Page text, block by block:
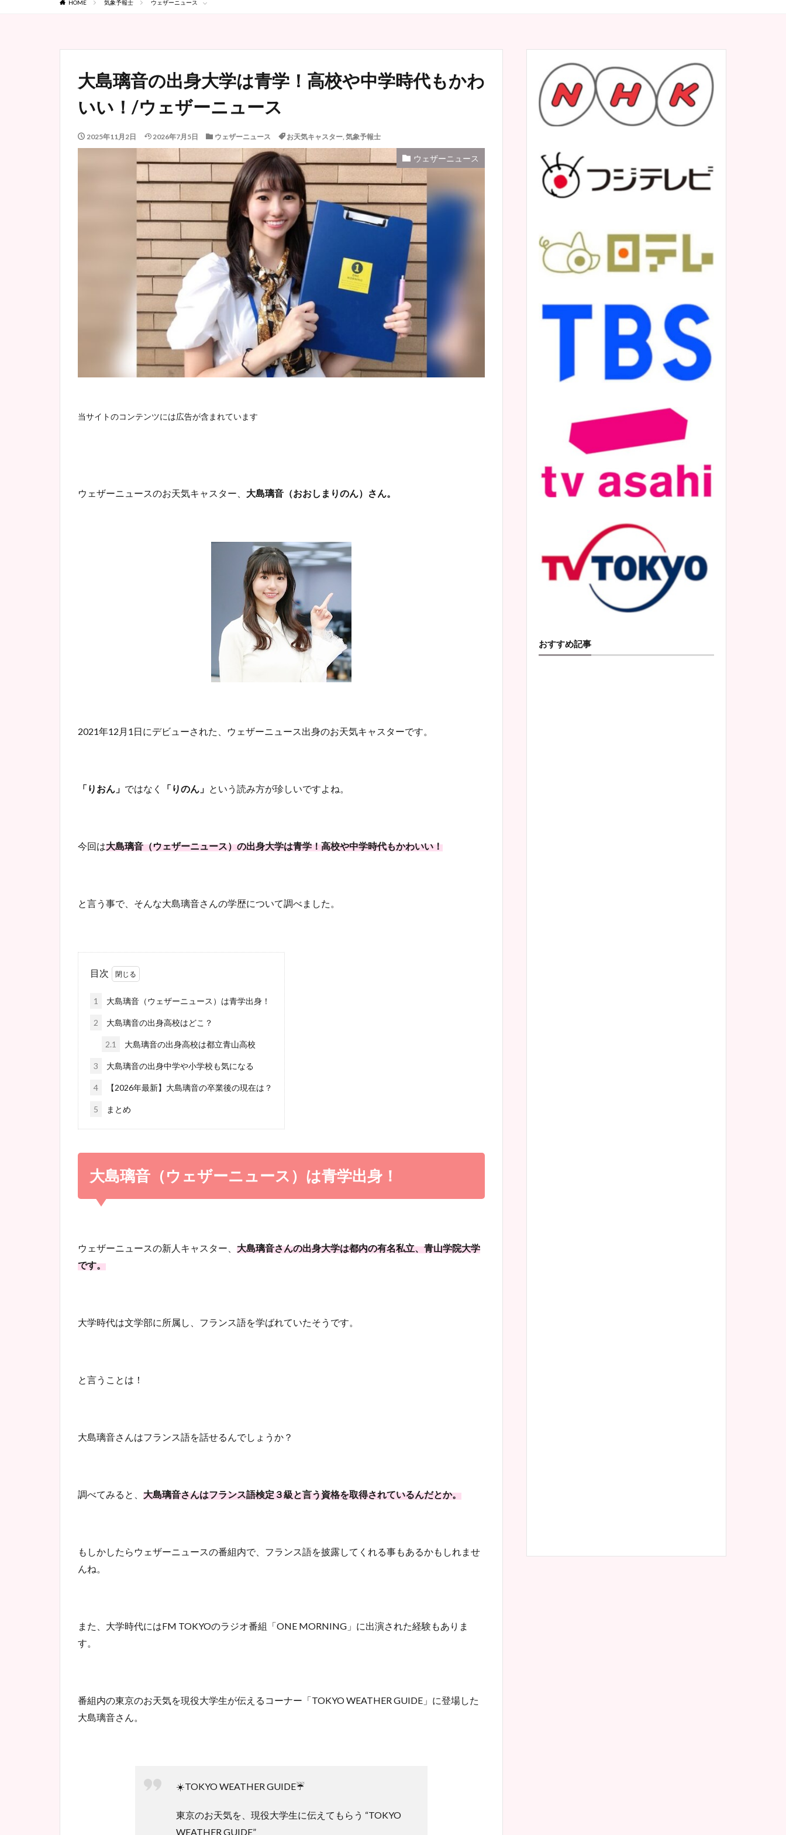
HOME 気象予報士 ウェザーニュース
大島璃音の出身大学は青学！高校や中学時代もかわ
いい！/ウェザーニュース
2025年11月2日 2026年7月5日 ウェザーニュース お天気キャスター, 気象予報士
ウェザーニュース
当サイトのコンテンツには広告が含まれています
ウェザーニュースのお天気キャスター、 大島璃音（おおしまりのん）さん。
2021年12月1日にデビューされた、ウェザーニュース出身のお天気キャスターです。
「りおん」 ではなく 「りのん」 という読み方が珍しいですよね。
今回は大島璃音（ウェザーニュース）の出身大学は青学！高校や中学時代もかわいい！
と言う事で、そんな大島璃音さんの学歴について調べました。
目次
1 大島璃音（ウェザーニュース）は青学出身！
2 大島璃音の出身高校はどこ？
2.1 大島璃音の出身高校は都立青山高校
3 大島璃音の出身中学や小学校も気になる
4 【2026年最新】大島璃音の卒業後の現在は？
5 まとめ
大島璃音（ウェザーニュース）は青学出身！
ウェザーニュースの新人キャスター、 大島璃音さんの出身大学は都内の有名私立、青山学院大学
です。
大学時代は文学部に所属し、フランス語を学ばれていたそうです。
と言うことは！
大島璃音さんはフランス語を話せるんでしょうか？
調べてみると、 大島璃音さんはフランス語検定３級と言う資格を取得されているんだとか。
もしかしたらウェザーニュースの番組内で、フランス語を披露してくれる事もあるかもしれませ
んね。
また、大学時代にはFM TOKYOのラジオ番組「ONE MORNING」に出演された経験もありま
す。
番組内の東京のお天気を現役大学生が伝えるコーナー「TOKYO WEATHER GUIDE」に登場した
大島璃音さん。
☀️TOKYO WEATHER GUIDE☔️
東京のお天気を、現役大学生に伝えてもらう “TOKYO
WEATHER GUIDE”
おすすめ記事